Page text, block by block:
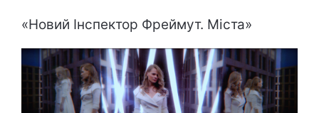
«Новий Інспектор Фреймут. Міста»